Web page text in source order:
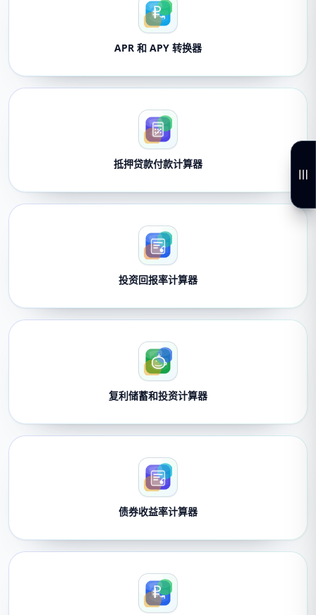
APR 和 APY 转换器
抵押贷款付款计算器
投资回报率计算器
复利储蓄和投资计算器
债券收益率计算器